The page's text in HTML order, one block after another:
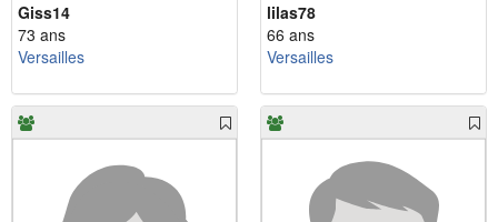
Giss14
73 ans
Versailles
lilas78
66 ans
Versailles